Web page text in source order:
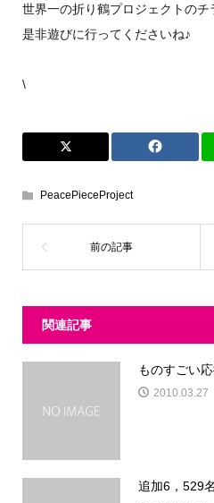
世界一の折り鶴プロジェクトのチ
是非遊びに行ってくださいね♪
\
PeacePieceProject
関連記事
ものすごい
2010.03.27
追加6，529